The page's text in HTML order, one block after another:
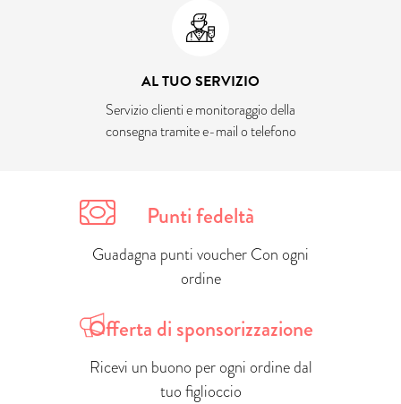
AL TUO SERVIZIO
Servizio clienti e monitoraggio della
consegna tramite e-mail o telefono
Punti fedeltà
Guadagna punti voucher Con ogni
ordine
Offerta di sponsorizzazione
Ricevi un buono per ogni ordine dal
tuo figlioccio